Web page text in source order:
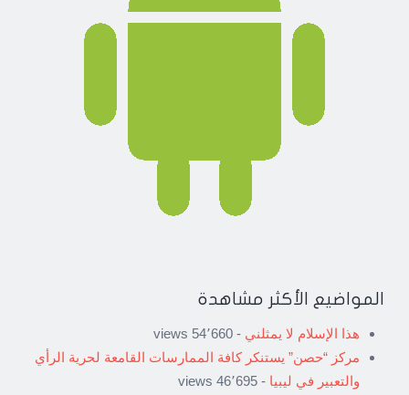
المواضيع الأكثر مشاهدة
هذا الإسلام لا يمثلني - 54٬660 views
مركز “حصن” يستنكر كافة الممارسات القامعة لحرية الرأي
والتعبير في ليبيا - 46٬695 views